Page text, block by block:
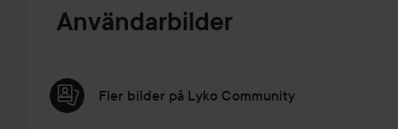
Användarbilder
Fler bilder på Lyko Community